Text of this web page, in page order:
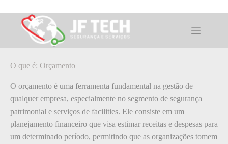
para
conteúdoO que é: Orçamento
O que é: Orçamento
O orçamento é uma ferramenta fundamental na gestão de
qualquer empresa, especialmente no segmento de segurança
patrimonial e serviços de facilities. Ele consiste em um
planejamento financeiro que visa estimar receitas e despesas para
um determinado período, permitindo que as organizações tomem